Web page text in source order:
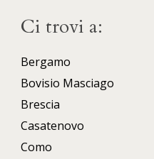
Ci trovi a:
Bergamo
Bovisio Masciago
Brescia
Casatenovo
Como